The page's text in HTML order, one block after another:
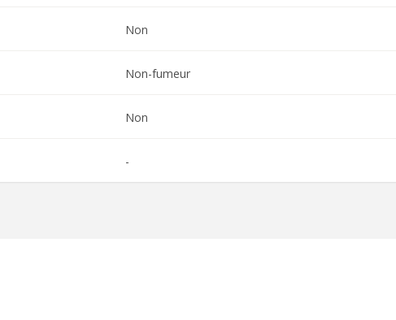
Non
Non-fumeur
Non
-